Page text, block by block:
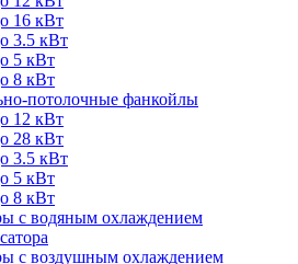
16 кВт
3.5 кВт
5 кВт
8 кВт
потолочные фанкойлы
12 кВт
28 кВт
3.5 кВт
5 кВт
8 кВт
с водяным охлаждением
с воздушным охлаждением